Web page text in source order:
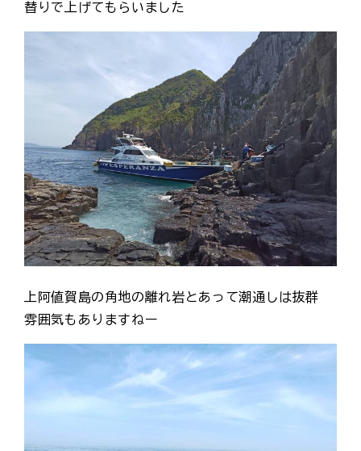
替りで上げてもらいました
上阿値賀島の角地の離れ岩とあって潮通しは抜群
雰囲気もありますねー